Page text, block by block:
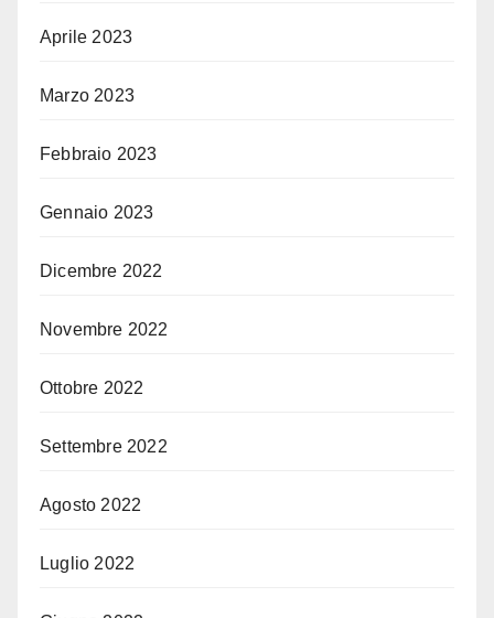
Aprile 2023
Marzo 2023
Febbraio 2023
Gennaio 2023
Dicembre 2022
Novembre 2022
Ottobre 2022
Settembre 2022
Agosto 2022
Luglio 2022